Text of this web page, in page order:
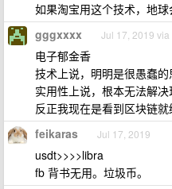
如果淘宝用这个技术，地
gggxxxx Jul 17, 2019
电子郁金香
技术上说，明明是很愚蠢的
实用性上说，根本无法解决
反正我现在是看到区块链
feikaras Jul 17, 2019
usdt>>>>libra
fb 背书无用。垃圾币。